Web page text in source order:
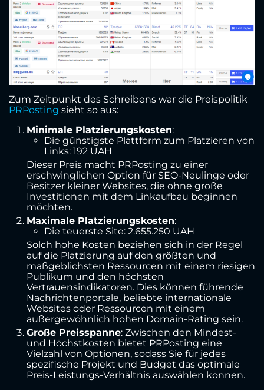
Zum Zeitpunkt des Schreibens war die Preispolitik
PRPosting sieht so aus:
Minimale Platzierungskosten:
Die günstigste Plattform zum Platzieren von
Links: 192 UAH
Dieser Preis macht PRPosting zu einer
erschwinglichen Option für SEO-Neulinge oder
Besitzer kleiner Websites, die ohne große
Investitionen mit dem Linkaufbau beginnen
möchten.
Maximale Platzierungskosten:
Die teuerste Site: 2.655.250 UAH
Solch hohe Kosten beziehen sich in der Regel
auf die Platzierung auf den größten und
maßgeblichsten Ressourcen mit einem riesigen
Publikum und den höchsten
Vertrauensindikatoren. Dies können führende
Nachrichtenportale, beliebte internationale
Websites oder Ressourcen mit einem
außergewöhnlich hohen Domain-Rating sein.
Große Preisspanne: Zwischen den Mindest-
und Höchstkosten bietet PRPosting eine
Vielzahl von Optionen, sodass Sie für jedes
spezifische Projekt und Budget das optimale
Preis-Leistungs-Verhältnis auswählen können.